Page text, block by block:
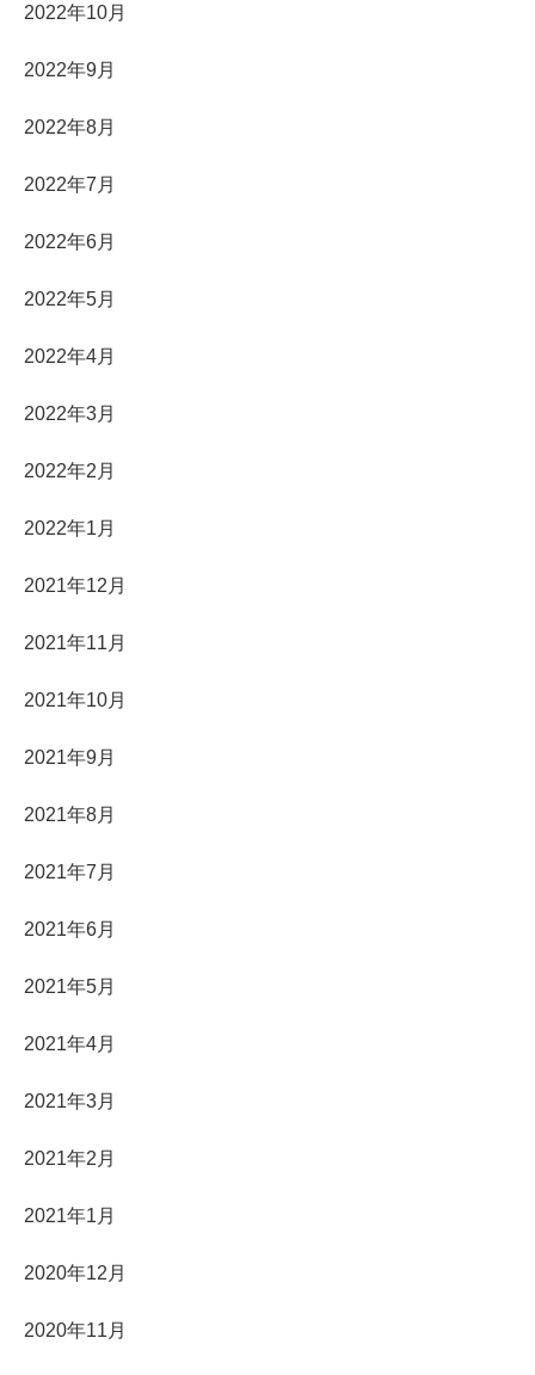
2022年10月
2022年9月
2022年8月
2022年7月
2022年6月
2022年5月
2022年4月
2022年3月
2022年2月
2022年1月
2021年12月
2021年11月
2021年10月
2021年9月
2021年8月
2021年7月
2021年6月
2021年5月
2021年4月
2021年3月
2021年2月
2021年1月
2020年12月
2020年11月